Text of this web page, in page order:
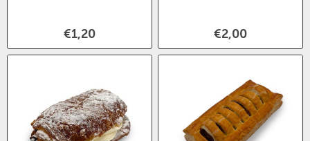
€1,20 €2,00